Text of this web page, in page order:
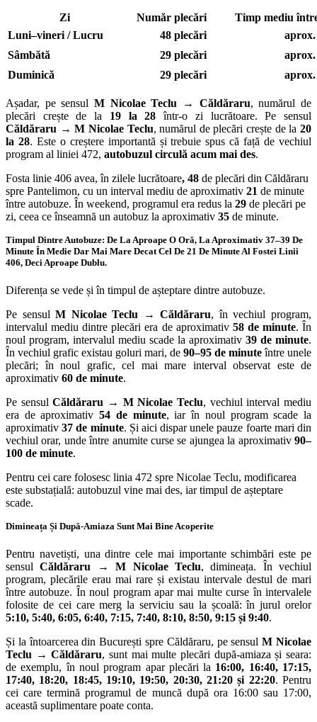
Zi Număr plecări
Timp mediu
Luni–vineri / Lucru
48 plecări
Sâmbătă
29 plecări
Duminică
29 plecări
Așadar, pe sensul M Nicolae Teclu → Căldăraru, numărul de
plecări crește de la 19 la 28 într-o zi lucrătoare. Pe sensul
Căldăraru → M Nicolae Teclu, numărul de plecări crește de la20
la 28. Este o creștere importantă și trebuie spus că față de vechiul
program al liniei 472, autobuzul circulă acum mai des.
Fosta linie 406 avea, în zilele lucrătoare, 48 de plecări din Căldăraru
spre Pantelimon, cu un interval mediu de aproximativ 21 de minute
între autobuze. În weekend, programul era redus la 29 de plecări pe
zi, ceea ce înseamnă un autobuz la aproximativ 35 de minute.
Timpul Dintre Autobuze: De La Aproape O Oră, La Aproximativ 37–39 De
Minute În Medie Dar Mai Mare Decat Cel De 21 De Minute Al Fostei Linii
406, Deci Aproape Dublu.
Diferența se vede și în timpul de așteptare dintre autobuze.
Pe sensulM Nicolae Teclu → Căldăraru, în vechiul program,
intervalul mediu dintre plecări era de aproximativ 58 de minute. În
noul program, intervalul mediu scade la aproximativ 39 de minute.
În vechiul grafic existau goluri mari, de 90–95 de minuteîntre unele
plecări; în noul grafic, cel mai mare interval observat este de
aproximativ 60 de minute.
Pe sensulCăldăraru → M Nicolae Teclu, vechiul interval mediu
era de aproximativ54 de minute, iar în noul program scade la
aproximativ37 de minute. Și aici dispar unele pauze foarte mari din
vechiul orar, unde între anumite curse se ajungea la aproximativ 90–
100 de minute.
Pentru cei care folosesc linia 472 spre Nicolae Teclu, modificarea
este substațială: autobuzul vine mai des, iar timpul de așteptare
scade.
Dimineața Și După-Amiaza Sunt Mai Bine Acoperite
Pentru navetiști, una dintre cele mai importante schimbări este pe
sensulCăldăraru → M Nicolae Teclu, dimineața. În vechiul
program, plecările erau mai rare și existau intervale destul de mari
între autobuze. În noul program apar mai multe curse în intervalele
folosite de cei care merg la serviciu sau la școală: în jurul orelor
5:10, 5:40, 6:05, 6:40, 7:15, 7:40, 8:10, 8:50, 9:15 și 9:40.
Și la întoarcerea din București spre Căldăraru, pe sensulM Nicolae
Teclu → Căldăraru, sunt mai multe plecări după-amiaza și seara:
de exemplu, în noul program apar plecări la 16:00, 16:40, 17:15,
17:40, 18:20, 18:45, 19:10, 19:50, 20:30, 21:20 și 22:20. Pentru
cei care termină programul de muncă după ora 16:00 sau 17:00,
această suplimentare poate conta.